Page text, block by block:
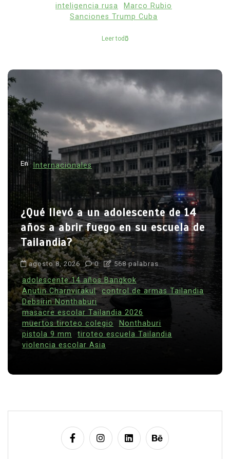
inteligencia rusa
Marco Rubio
Sanciones Trump Cuba
Leer todo
En Internacionales
¿Qué llevó a un adolescente de 14
años a abrir fuego en su escuela de
Tailandia?
agosto 8, 2026 0 568 palabras
adolescente 14 años Bangkok
Anutin Charnvirakul
control de armas Tailandia
Debsirin Nonthaburi
masacre escolar Tailandia 2026
muertos tiroteo colegio
Nonthaburi
pistola 9 mm
tiroteo escuela Tailandia
violencia escolar Asia